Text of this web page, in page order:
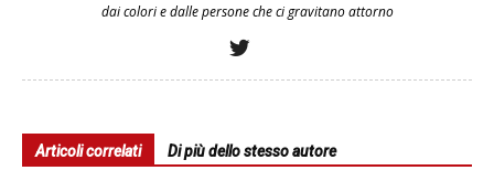
dai colori e dalle persone che ci gravitano attorno
Articoli correlati Di più dello stesso autore